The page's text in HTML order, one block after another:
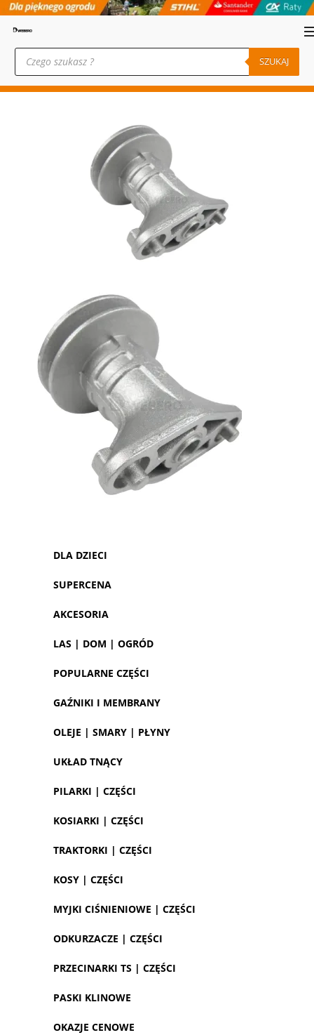
Wyszukiwarka
produktów SZUKAJ
DLA DZIECI
SUPERCENA
AKCESORIA
LAS | DOM | OGRÓD
POPULARNE CZĘŚCI
GAŹNIKI I MEMBRANY
OLEJE | SMARY | PŁYNY
UKŁAD TNĄCY
PILARKI | CZĘŚCI
KOSIARKI | CZĘŚCI
TRAKTORKI | CZĘŚCI
KOSY | CZĘŚCI
MYJKI CIŚNIENIOWE | CZĘŚCI
ODKURZACZE | CZĘŚCI
PRZECINARKI TS | CZĘŚCI
PASKI KLINOWE
OKAZJE CENOWE